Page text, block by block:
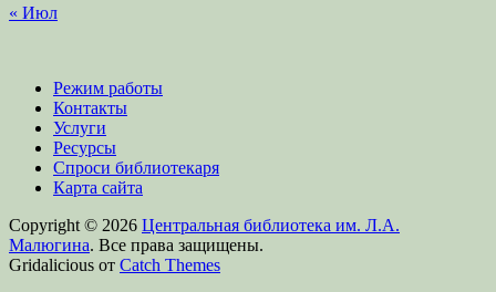
« Июл
Режим работы
Контакты
Услуги
Ресурсы
Спроси библиотекаря
Карта сайта
Copyright © 2026 Центральная библиотека им. Л.А.
Малюгина. Все права защищены.
Gridalicious от Catch Themes